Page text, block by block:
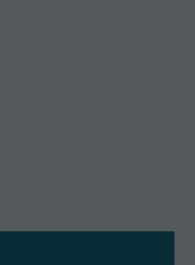
del día a